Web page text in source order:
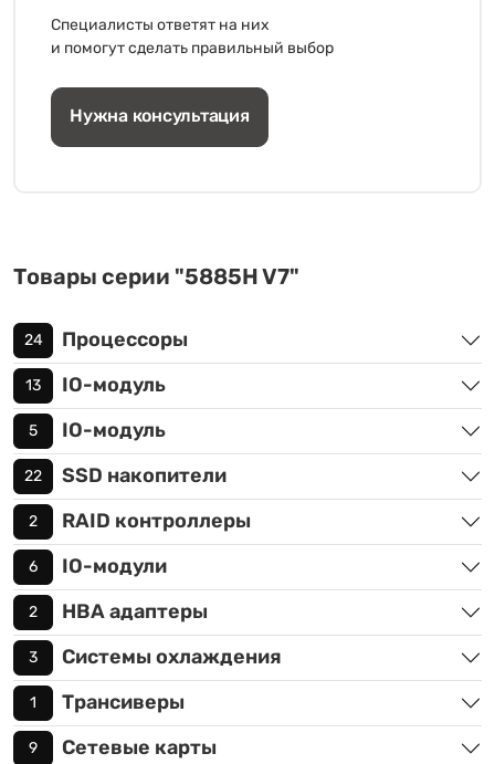
Специалисты ответят на них
и помогут сделать правильный выбор
Нужна консультация
Товары серии "5885H V7"
24 Процессоры
13 IO-модуль
5 IO-модуль
22 SSD накопители
2 RAID контроллеры
6 IO-модули
2 HBA адаптеры
3 Системы охлаждения
1 Трансиверы
9 Сетевые карты